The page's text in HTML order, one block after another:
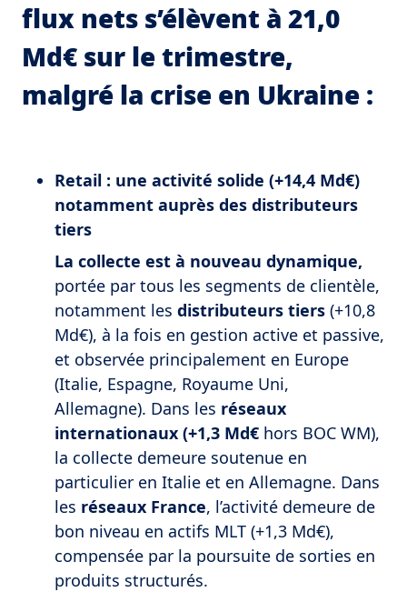
flux nets s’élèvent à 21,0
Md€ sur le trimestre,
malgré la crise en Ukraine :
Retail : une activité solide (+14,4 Md€)
notamment auprès des distributeurs
tiers
La collecte est à nouveau dynamique,
portée par tous les segments de clientèle,
notamment les distributeurs tiers (+10,8
Md€), à la fois en gestion active et passive,
et observée principalement en Europe
(Italie, Espagne, Royaume Uni,
Allemagne). Dans les réseaux
internationaux (+1,3 Md€ hors BOC WM),
la collecte demeure soutenue en
particulier en Italie et en Allemagne. Dans
les réseaux France, l’activité demeure de
bon niveau en actifs MLT (+1,3 Md€),
compensée par la poursuite de sorties en
produits structurés.